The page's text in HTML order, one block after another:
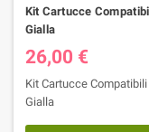
Kit Cartucce
Gialla
26,00 €
Kit Cartucce
Gialla